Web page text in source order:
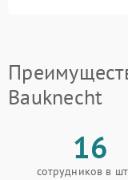
Bauknecht
16
сотрудников в